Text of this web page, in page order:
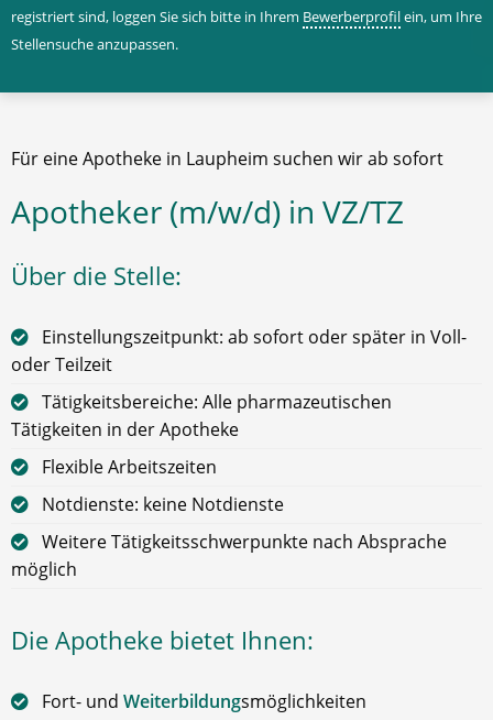
registriert sind, loggen Sie sich bitte in Ihrem Bewerberprofilein, um Ihre
Stellensuche anzupassen.
Für eine Apotheke in Laupheim suchen wir ab sofort
Apotheker (m/w/d) in VZ/TZ
Über die Stelle:
Einstellungszeitpunkt: ab sofort oder später in Voll-
oder Teilzeit
Tätigkeitsbereiche: Alle pharmazeutischen
Tätigkeiten in der Apotheke
Flexible Arbeitszeiten
Notdienste: keine Notdienste
Weitere Tätigkeitsschwerpunkte nach Absprache
möglich
Die Apotheke bietet Ihnen:
Fort- und Weiterbildungsmöglichkeiten